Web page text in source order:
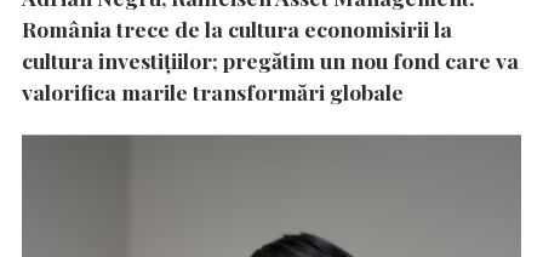
România trece de la cultura economisirii la
cultura investițiilor; pregătim un nou fond care va
valorifica marile transformări globale